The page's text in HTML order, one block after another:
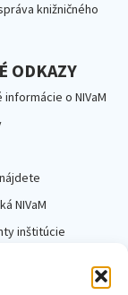
knižničného
ODKAZY
informácie o NIVaM
NIVaM
inštitúcie